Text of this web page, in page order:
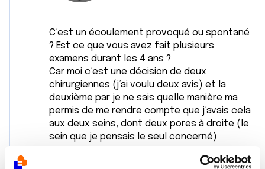
C’est un écoulement provoqué ou spontané
? Est ce que vous avez fait plusieurs
examens durant les 4 ans ?
Car moi c’est une décision de deux
chirurgiennes (j’ai voulu deux avis) et la
deuxième par je ne sais quelle manière ma
permis de me rendre compte que j’avais cela
aux deux seins, dont deux pores à droite (le
sein que je pensais le seul concerné)